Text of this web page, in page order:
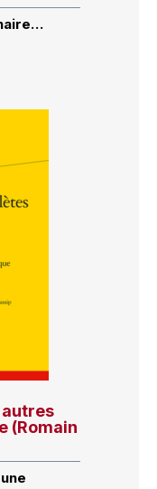
(Romain